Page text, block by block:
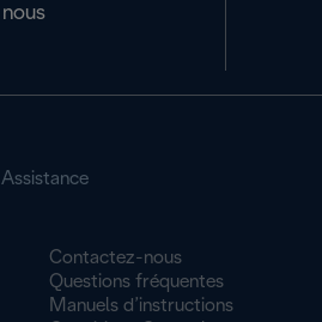
nous
Assistance
Contactez-nous
Questions fréquentes
Manuels d’instructions